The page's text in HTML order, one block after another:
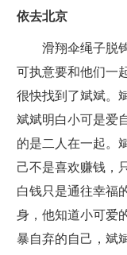
依去北京
滑翔伞绳子脱
可执意要和他们一
很快找到了斌斌。
斌斌明白小可是爱
的是二人在一起。
己不是喜欢赚钱，
白钱只是通往幸福
身，他知道小可爱
暴自弃的自己，斌